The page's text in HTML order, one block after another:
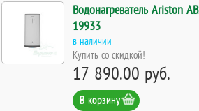
Водонагреватель Ariston
19933
в наличии
Купить со скидкой!
17 890.00 руб.
В корзину